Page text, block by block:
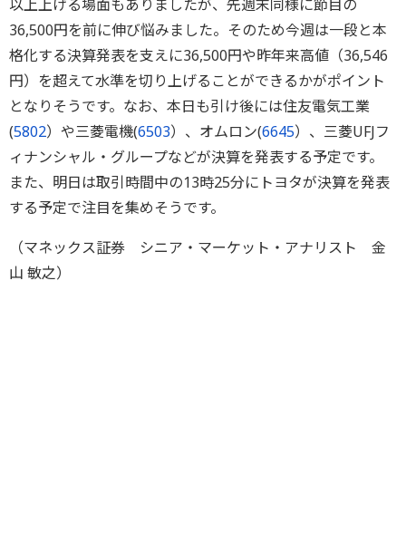
以上上げる場面もありましたが、先週末同様に節目の
36,500円を前に伸び悩みました。そのため今週は一段と本
格化する決算発表を支えに36,500円や昨年来高値（36,546
円）を超えて水準を切り上げることができるかがポイント
となりそうです。なお、本日も引け後には住友電気工業
(5802）や三菱電機(6503）、オムロン(6645）、三菱UFJフ
ィナンシャル・グループなどが決算を発表する予定です。
また、明日は取引時間中の13時25分にトヨタが決算を発表
する予定で注目を集めそうです。
（マネックス証券 シニア・マーケット・アナリスト 金
山 敏之）